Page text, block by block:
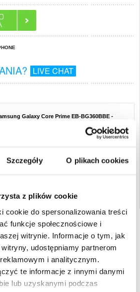
Szczegóły O plikach cookies
z plików cookie
cookie do spersonalizowania treści
funkcje społecznościowe i
witrynie. Informacje o tym, jak
udostępniamy partnerom
i analitycznym.
te informacje z innymi danymi
lub uzyskanymi podczas
LIVE CHAT
Galaxy Core Prime EB-BG360BBE -
do telefonów, Akcesoria GSM - inne